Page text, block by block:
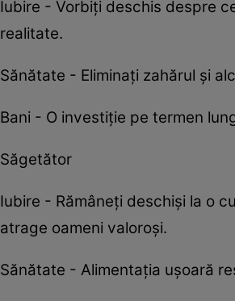
Iubire - Vorbiți deschis despre
realitate.
Sănătate - Eliminați zahărul și
Bani - O investiție pe termen
Săgetător
Iubire - Rămâneți deschiși la o
atrage oameni valoroși.
Sănătate - Alimentația ușoară